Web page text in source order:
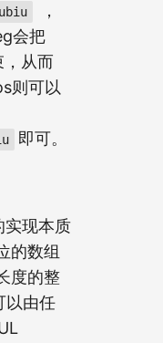
，
会把
从而
则可以
即可。
实现本质
的数组
度的整
以由任